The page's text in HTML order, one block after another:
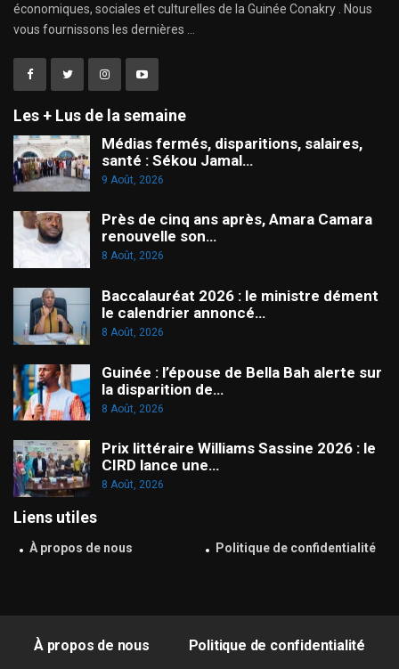
économiques, sociales et culturelles de la Guinée Conakry . Nous
vous fournissons les dernières ...
Les + Lus de la semaine
Médias fermés, disparitions, salaires,
santé : Sékou Jamal…
9 Août, 2026
Près de cinq ans après, Amara Camara
renouvelle son…
8 Août, 2026
Baccalauréat 2026 : le ministre dément
le calendrier annoncé…
8 Août, 2026
Guinée : l’épouse de Bella Bah alerte sur
la disparition de…
8 Août, 2026
Prix littéraire Williams Sassine 2026 : le
CIRD lance une…
8 Août, 2026
Liens utiles
À propos de nous Politique de confidentialité
À propos de nous Politique de confidentialité